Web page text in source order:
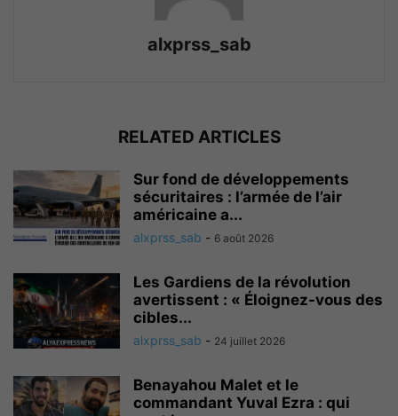
alxprss_sab
RELATED ARTICLES
Sur fond de développements
sécuritaires : l’armée de l’air
américaine a...
alxprss_sab - 6 août 2026
Les Gardiens de la révolution
avertissent : « Éloignez-vous des
cibles...
alxprss_sab - 24 juillet 2026
Benayahou Malet et le
commandant Yuval Ezra : qui